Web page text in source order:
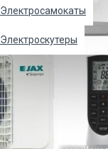
Электросамокаты
Электроскутеры